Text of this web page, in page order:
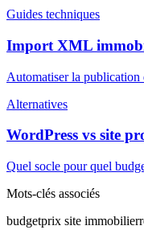
Guides techniques
Import XML
Automatiser la publication
Alternatives
WordPress vs site
Quel socle pour quel
Mots-clés associés
budgetprix site immobilier